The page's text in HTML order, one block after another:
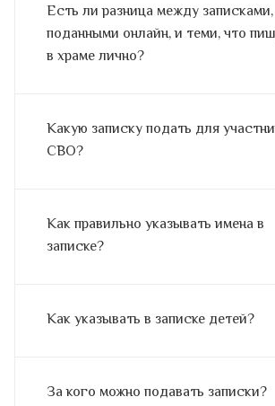
Есть ли разница между записками,
поданными онлайн, и теми, что
в храме лично?
Какую записку подать для
СВО?
Как правильно указывать имена в
записке?
Как указывать в записке детей?
За кого можно подавать записки?